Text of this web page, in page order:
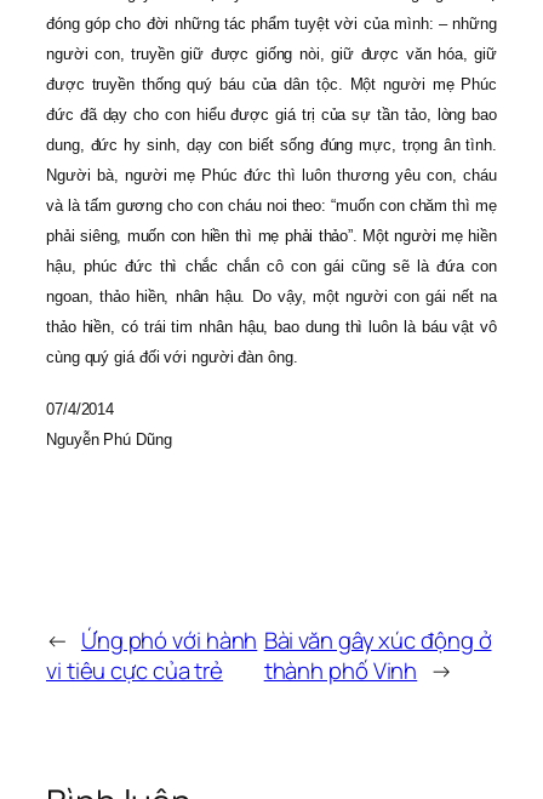
đóng góp cho đời những tác phẩm tuyệt vời của mình: – những
người con, truyền giữ được giống nòi, giữ được văn hóa, giữ
được truyền thống quý báu của dân tộc. Một người mẹ Phúc
đức đã dạy cho con hiểu được giá trị của sự tần tảo, lòng bao
dung, đức hy sinh, dạy con biết sống đúng mực, trọng ân tình.
Người bà, người mẹ Phúc đức thì luôn thương yêu con, cháu
và là tấm gương cho con cháu noi theo: “muốn con chăm thì mẹ
phải siêng, muốn con hiền thì mẹ phải thảo”. Một người mẹ hiền
hậu, phúc đức thì chắc chắn cô con gái cũng sẽ là đứa con
ngoan, thảo hiền, nhân hậu. Do vậy, một người con gái nết na
thảo hiền, có trái tim nhân hậu, bao dung thì luôn là báu vật vô
cùng quý giá đối với người đàn ông.
07/4/2014
Nguyễn Phú Dũng
← Ứng phó với hành
vi tiêu cực của trẻ
Bài văn gây xúc động ở
thành phố Vinh →